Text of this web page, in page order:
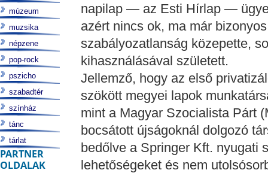
napilap — az Esti Hírlap —
azért nincs ok, ma már
szabályozatlanság közepette,
kihasználásával született.
Jellemző, hogy az első
szökött megyei lapok
mint a Magyar Szocialista Párt
bocsátott újságoknál dolgozó
bedőlve a Springer Kft. nyugati
lehetőségeket és nem
múzeum
muzsika
népzene
pop-rock
pszicho
szabadtér
színház
tánc
tárlat
PARTNER
OLDALAK